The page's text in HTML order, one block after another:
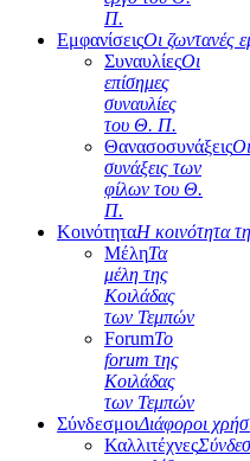
Π.
ΕμφανίσειςΟι ζωντανές
ΣυναυλίεςΟι
επίσημες
συναυλίες
του Θ. Π.
ΘανασοσυνάξειςΟι
συνάξεις των
φίλων του Θ.
Π.
ΚοινότηταΗ κοινότητα
ΜέληΤα
μέλη της
Κοιλάδας
των Τεμπών
ForumΤο
forum της
Κοιλάδας
των Τεμπών
ΣύνδεσμοιΔιάφοροι
Καλλιτέχνες